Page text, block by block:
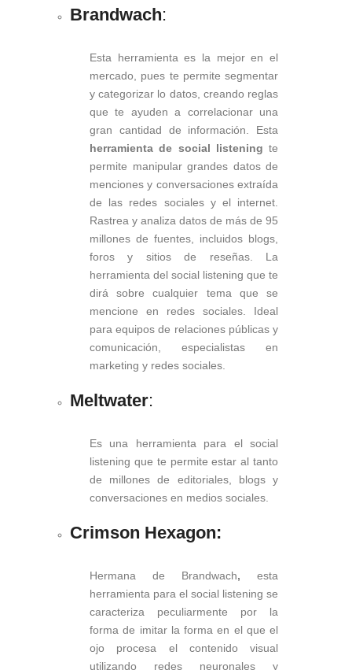
Brandwach:
Esta herramienta es la mejor en el
mercado, pues te permite segmentar
y categorizar lo datos, creando reglas
que te ayuden a correlacionar una
gran cantidad de información. Esta
herramienta de social listening te
permite manipular grandes datos de
menciones y conversaciones extraída
de las redes sociales y el internet.
Rastrea y analiza datos de más de 95
millones de fuentes, incluidos blogs,
foros y sitios de reseñas. La
herramienta del social listening que te
dirá sobre cualquier tema que se
mencione en redes sociales. Ideal
para equipos de relaciones públicas y
comunicación, especialistas en
marketing y redes sociales.
Meltwater:
Es una herramienta para el social
listening que te permite estar al tanto
de millones de editoriales, blogs y
conversaciones en medios sociales.
Crimson Hexagon:
Hermana de Brandwach, esta
herramienta para el social listening se
caracteriza peculiarmente por la
forma de imitar la forma en el que el
ojo procesa el contenido visual
utilizando redes neuronales y